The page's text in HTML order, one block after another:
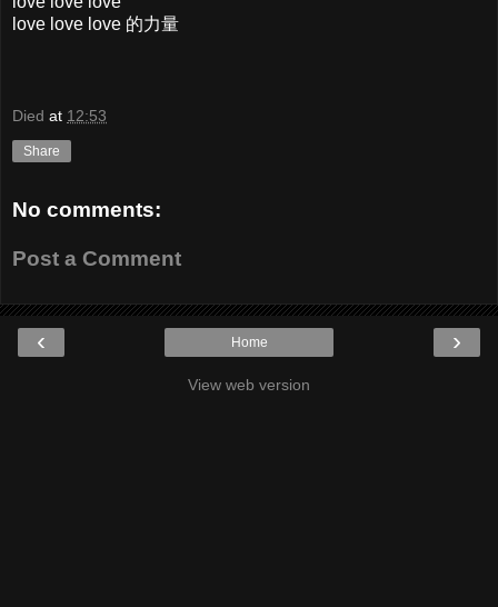
love love love 的力量
Died at 12:53
Share
No comments:
Post a Comment
‹ ›
Home
View web version